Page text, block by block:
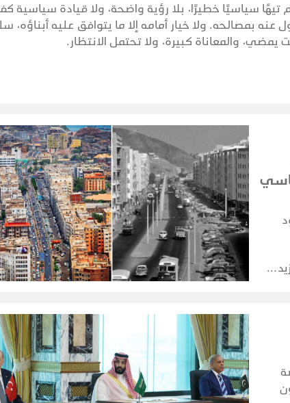
تيهًا سياسيًا خطيرًا، بلا رؤية واضحة، ولا قيادة سياسية
بمصالحه. ولا خيار أمامه إلا ما يتوافق عليه أبناؤه،
يمضي، والمعاناة كبيرة، ولا تحتمل الانتظار.